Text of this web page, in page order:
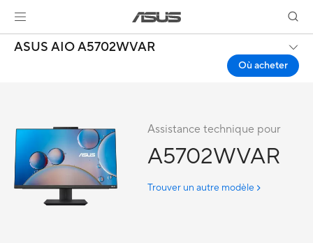
ASUS AIO A5702WVAR
Où acheter
Assistance technique pour
A5702WVAR
Trouver un autre modèle